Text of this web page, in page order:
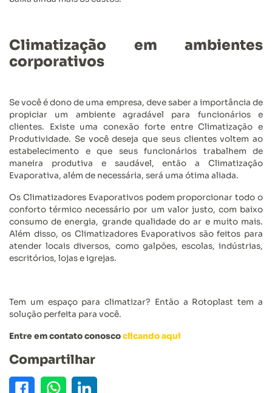
Climatização em ambientes
corporativos
Se você é dono de uma empresa, deve saber a importância de
propiciar um ambiente agradável para funcionários e
clientes. Existe uma conexão forte entre Climatização e
Produtividade. Se você deseja que seus clientes voltem ao
estabelecimento e que seus funcionários trabalhem de
maneira produtiva e saudável, então a Climatização
Evaporativa, além de necessária, será uma ótima aliada.
Os Climatizadores Evaporativos podem proporcionar todo o
conforto térmico necessário por um valor justo, com baixo
consumo de energia, grande qualidade do ar e muito mais.
Além disso, os Climatizadores Evaporativos são feitos para
atender locais diversos, como galpões, escolas, indústrias,
escritórios, lojas e igrejas.
Tem um espaço para climatizar? Então a Rotoplast tem a
solução perfeita para você.
Entre em contato conoscoclicando aqui
Compartilhar